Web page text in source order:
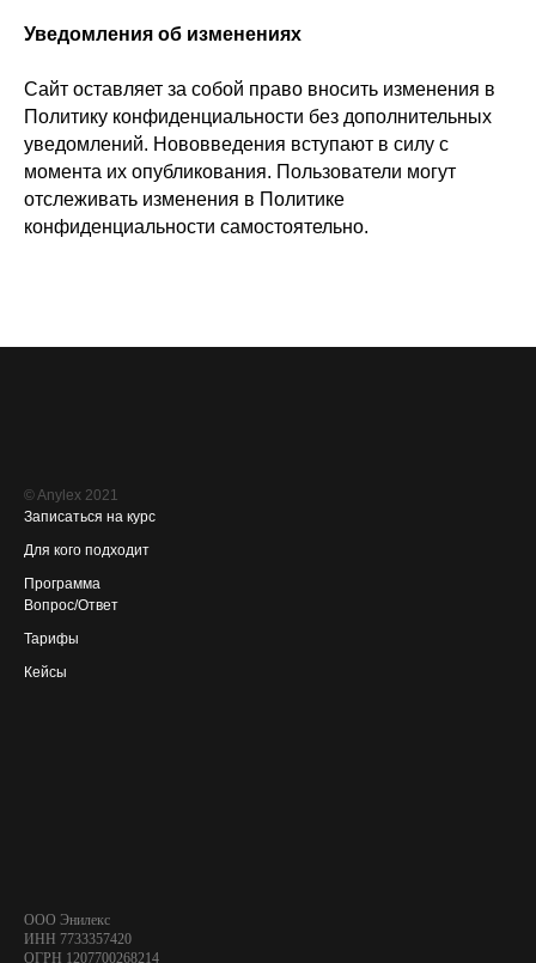
Уведомления об изменениях
Сайт оставляет за собой право вносить изменения в
Политику конфиденциальности без дополнительных
уведомлений. Нововведения вступают в силу с
момента их опубликования. Пользователи могут
отслеживать изменения в Политике
конфиденциальности самостоятельно.
© Anylex 2021
Записаться на курс
Для кого подходит
Программа
Вопрос/Ответ
Тарифы
Кейсы
ООО Энилекс
ИНН 7733357420
ОГРН 1207700268214